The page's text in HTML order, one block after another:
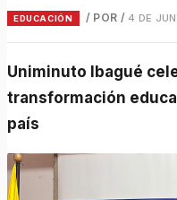
EDUCACIÓN / POR / 4 DE
Uniminuto Ibagué celebra 15 años de
transformación
país